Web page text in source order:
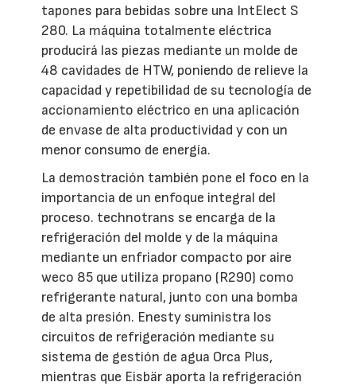
tapones para bebidas sobre una IntElect S
280. La máquina totalmente eléctrica
producirá las piezas mediante un molde de
48 cavidades de HTW, poniendo de relieve la
capacidad y repetibilidad de su tecnología de
accionamiento eléctrico en una aplicación
de envase de alta productividad y con un
menor consumo de energía.
La demostración también pone el foco en la
importancia de un enfoque integral del
proceso. technotrans se encarga de la
refrigeración del molde y de la máquina
mediante un enfriador compacto por aire
weco 85 que utiliza propano (R290) como
refrigerante natural, junto con una bomba
de alta presión. Enesty suministra los
circuitos de refrigeración mediante su
sistema de gestión de agua Orca Plus,
mientras que Eisbär aporta la refrigeración